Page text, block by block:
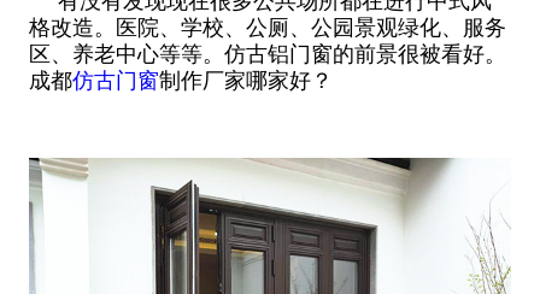
格改造。医院、学校、公厕、公园景观绿化、服务
区、养老中心等等。仿古铝门窗的前景很被看好。
成都仿古门窗制作厂家哪家好？